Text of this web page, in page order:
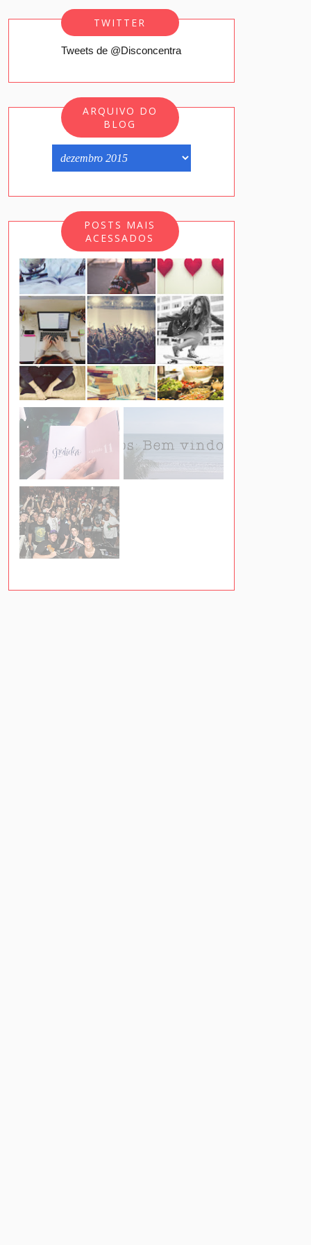
TWITTER
Tweets de @Disconcentra
ARQUIVO DO
BLOG
POSTS MAIS
ACESSADOS